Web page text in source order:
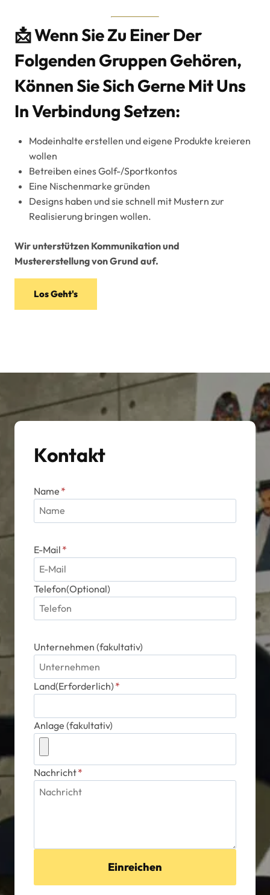
📩 Wenn Sie Zu Einer Der
Folgenden Gruppen Gehören,
Können Sie Sich Gerne Mit Uns
In Verbindung Setzen:
Modeinhalte erstellen und eigene Produkte kreieren
wollen
Betreiben eines Golf-/Sportkontos
Eine Nischenmarke gründen
Designs haben und sie schnell mit Mustern zur
Realisierung bringen wollen.
Wir unterstützen Kommunikation und
Mustererstellung von Grund auf.
Los Geht's
Kontakt
Name *
E-Mail *
Telefon(Optional)
Unternehmen (fakultativ)
Land(Erforderlich) *
Anlage (fakultativ)
Nachricht*
Einreichen